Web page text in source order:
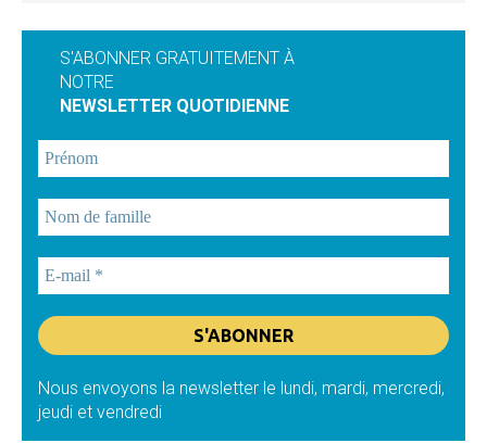
S'ABONNER GRATUITEMENT À
NOTRE
NEWSLETTER QUOTIDIENNE
Nous envoyons la newsletter le lundi, mardi, mercredi,
jeudi et vendredi